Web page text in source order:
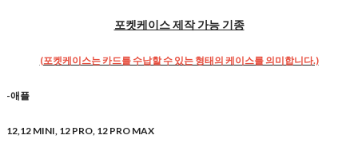
포켓케이스 제작 가능 기종
(포켓케이스는 카드를 수납할 수 있는 형태의 케이스를 의미합니다.)
-애플
12,12 MINI, 12 PRO, 12 PRO MAX